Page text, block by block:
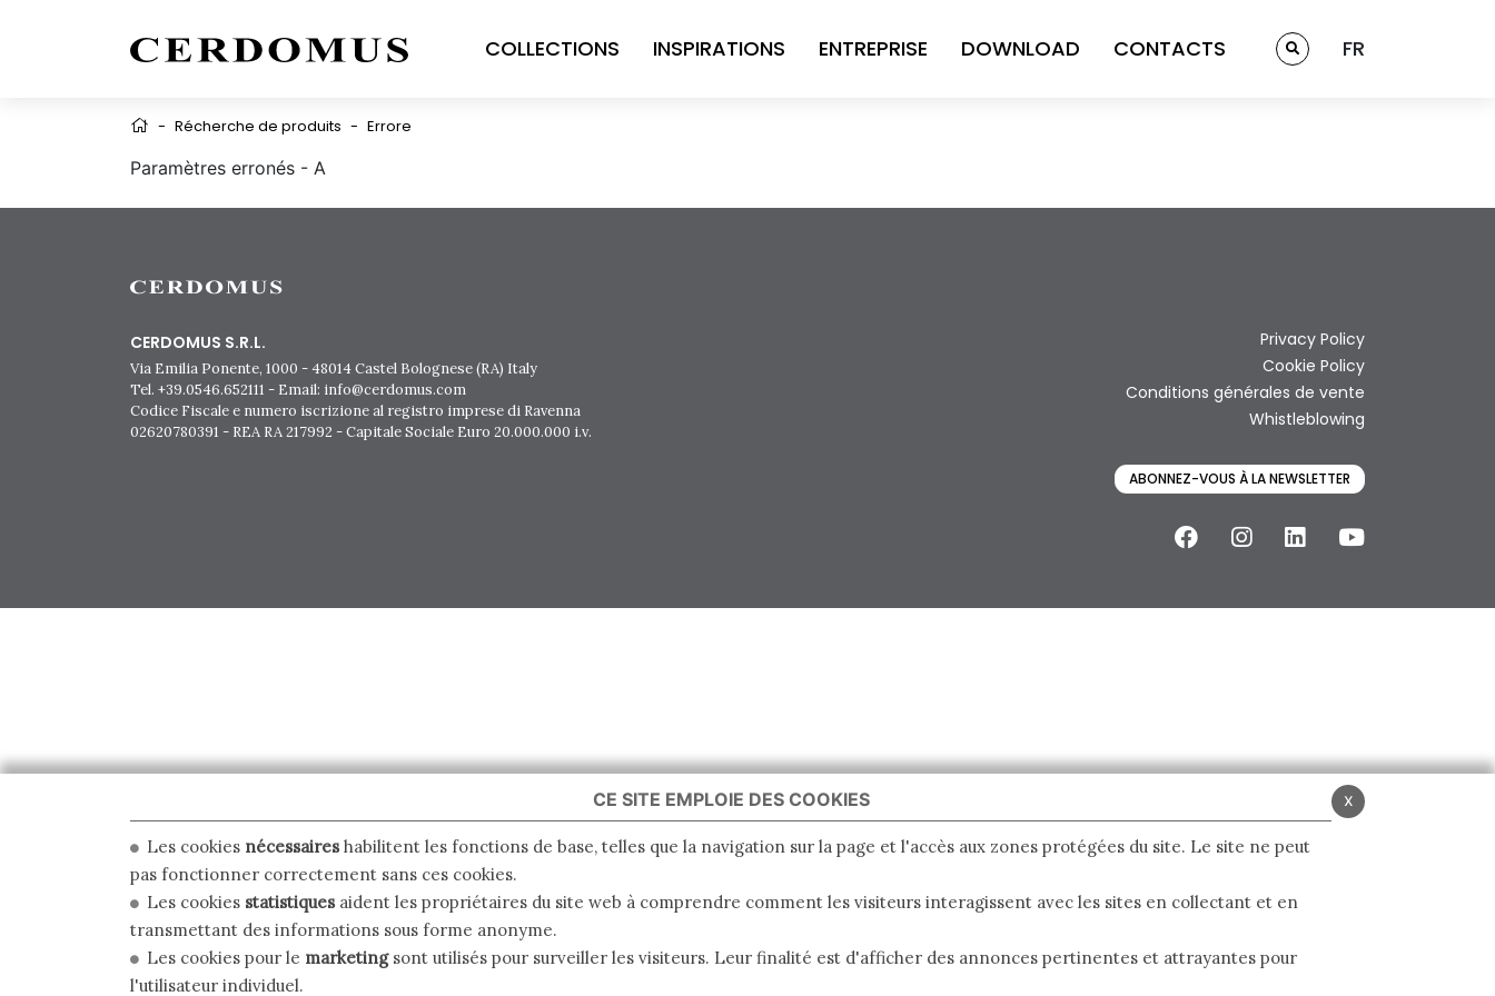
COLLECTIONS INSPIRATIONS ENTREPRISE DOWNLOAD CONTACTS FR
- Récherche de produits - Errore
Paramètres erronés - A
CERDOMUS S.R.L.
Via Emilia Ponente, 1000 - 48014 Castel Bolognese (RA) Italy
Tel. +39.0546.652111 - Email: info@cerdomus.com
Codice Fiscale e numero iscrizione al registro imprese di Ravenna
02620780391 - REA RA 217992 - Capitale Sociale Euro 20.000.000 i.v.
Privacy Policy
Cookie Policy
Conditions générales de vente
Whistleblowing
ABONNEZ-VOUS À LA NEWSLETTER
x
CE SITE EMPLOIE DES COOKIES
Les cookies nécessaireshabilitent les fonctions de base, telles que la navigation sur la page et l'accès aux zones protégées du site. Le site ne peut
pas fonctionner correctement sans ces cookies.
Les cookies statistiquesaident les propriétaires du site web à comprendre comment les visiteurs interagissent avec les sites en collectant et en
transmettant des informations sous forme anonyme.
Les cookies pour le marketingsont utilisés pour surveiller les visiteurs. Leur finalité est d'afficher des annonces pertinentes et attrayantes pour
l'utilisateur individuel.